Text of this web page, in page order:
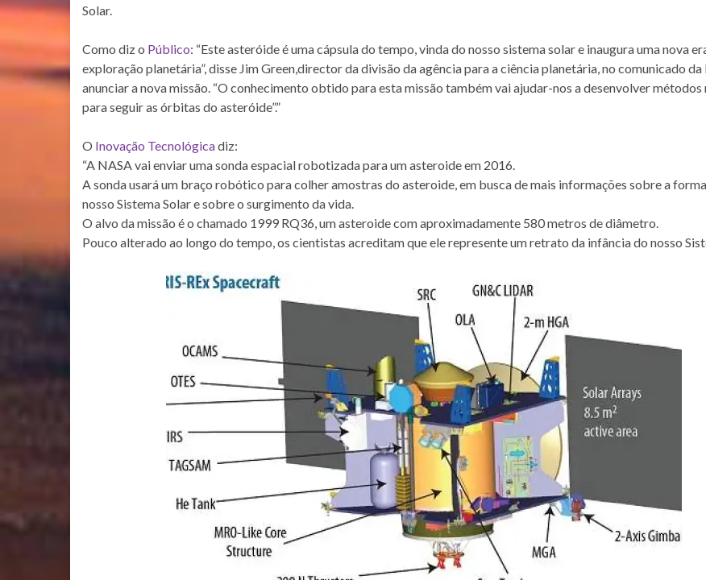
Solar.
Como diz o Público: “Este asteróide é uma cápsula do tempo, vinda do nosso sistema solar e inaugura uma nova
exploração planetária”, disse Jim Green,director da divisão da agência para a ciência planetária, no comunicado da
anunciar a nova missão. “O conhecimento obtido para esta missão também vai ajudar-nos a desenvolver métodos
para seguir as órbitas do asteróide”.”
O Inovação Tecnológicadiz:
“A NASA vai enviar uma sonda espacial robotizada para um asteroide em 2016.
A sonda usará um braço robótico para colher amostras do asteroide, em busca de mais informações sobre a
nosso Sistema Solar e sobre o surgimento da vida.
O alvo da missão é o chamado 1999 RQ36, um asteroide com aproximadamente 580 metros de diâmetro.
Pouco alterado ao longo do tempo, os cientistas acreditam que ele represente um retrato da infância do nosso